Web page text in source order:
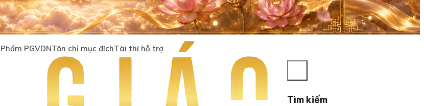
PGVDNTôn chỉ mục đíchTài thí hỗ trợ
Tìm kiếm